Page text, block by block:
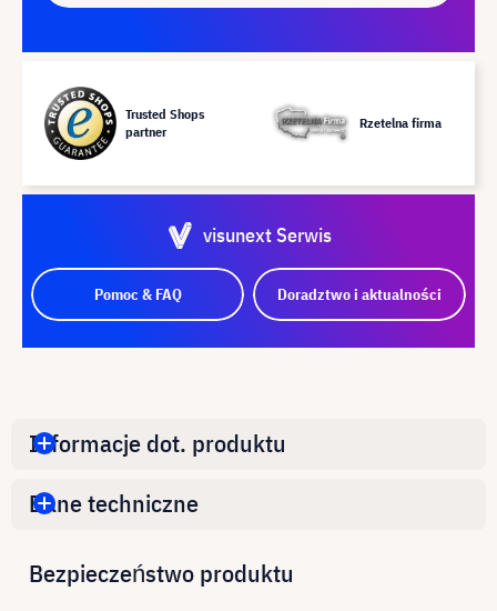
Trusted Shops
partner
Rzetelna firma
visunext Serwis
Pomoc & FAQ Doradztwo i aktualności
Informacje dot. produktu
Dane techniczne
Bezpieczeństwo produktu